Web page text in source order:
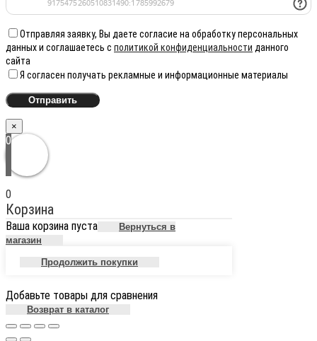
Отправляя заявку, Вы даете согласие на обработку персональных
данных и соглашаетесь с политикой конфиденциальности данного
сайта
Я согласен получать рекламные и информационные материалы
×
0
0
Корзина
Ваша корзина пуста
Вернуться в
магазин
Продолжить покупки
Добавьте товары для сравнения
Возврат в каталог